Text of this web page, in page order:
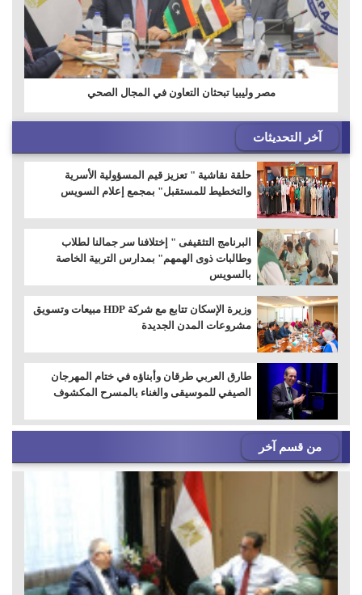
مصر وليبيا تبحثان التعاون في المجال الصحي
آخر التحديثات
حلقة نقاشية " تعزيز قيم المسؤولية الأسرية
والتخطيط للمستقبل" بمجمع إعلام السويس
البرنامج التثقيفى " إختلافنا سر جمالنا لطلاب
وطالبات ذوى الهمهم" بمدارس التربية الخاصة
بالسويس
وزيرة الإسكان تتابع مع شركة HDP مبيعات وتسويق
مشروعات المدن الجديدة
طارق العربي طرقان وأبناؤه في ختام المهرجان
الصيفي للموسيقى والغناء بالمسرح المكشوف
من قسم آخر